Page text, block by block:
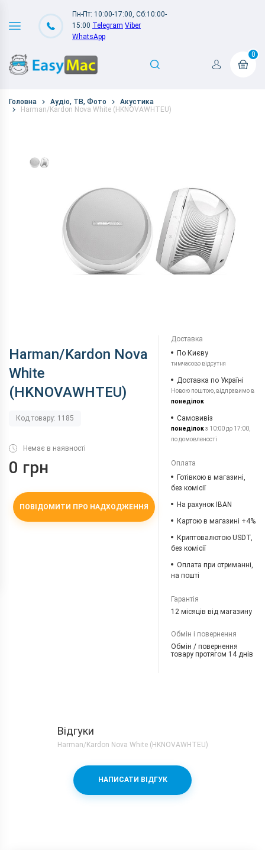
Пн-Пт: 10:00-17:00, Сб:10:00-
15:00 Telegram Viber
WhatsApp
0
Головна Аудіо, ТВ, Фото
Акустика
Harman/Kardon Nova White (HKNOVAWHTEU)
Harman/Kardon Nova
White
(HKNOVAWHTEU)
Код товару: 1185
Немає в наявності
0 грн
ПОВІДОМИТИ ПРО НАДХОДЖЕННЯ
Доставка
По Києву
тимчасово відсутня
Доставка по Україні
Новою поштою, відправимо в
понеділок
Самовивіз
понеділокз 10:00 до 17:00,
по домовленості
Оплата
Готівкою в магазині,
без комісії
На рахунок IBAN
Картою в магазині +4%
Криптовалютою USDT,
без комісії
Оплата при отриманні,
на пошті
Гарантія
12 місяців від магазину
Обмін і повернення
Обмін / повернення
товару протягом 14 днів
Відгуки
Harman/Kardon Nova White (HKNOVAWHTEU)
НАПИСАТИ ВІДГУК